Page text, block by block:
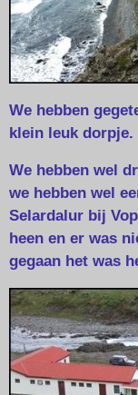
We hebben
klein leuk dorpje.
We hebben wel
we hebben wel
Selardalur bij
heen en er was
gegaan het was